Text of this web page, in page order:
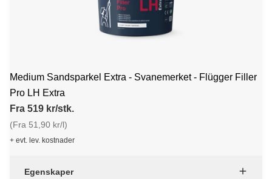
Medium Sandsparkel Extra - Svanemerket - Flügger Filler
Pro LH Extra
Fra 519 kr/stk.
(Fra 51,90 kr/l)
+ evt. lev. kostnader
Egenskaper